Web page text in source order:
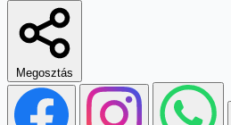
Megosztás